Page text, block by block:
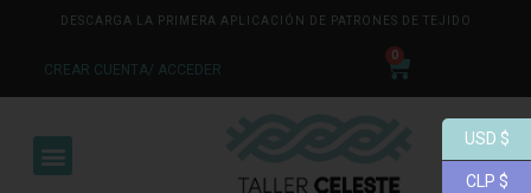
DESCARGA LA PRIMERA APLICACIÓN DE PATRONES DE TEJIDO
CREAR CUENTA/ ACCEDER
0
USD $
CLP $